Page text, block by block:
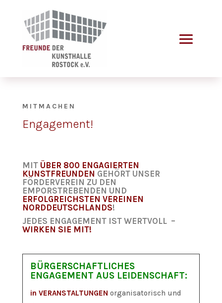
MITMACHEN
Engagement!
MIT ÜBER 800 ENGAGIERTEN
KUNSTFREUNDEN GEHÖRT UNSER
FÖRDERVEREIN ZU DEN
EMPORSTREBENDEN UND
ERFOLGREICHSTEN VEREINEN
NORDDEUTSCHLANDS!
JEDES ENGAGEMENT IST WERTVOLL –
WIRKEN SIE MIT!
BÜRGERSCHAFTLICHES
ENGAGEMENT AUS LEIDENSCHAFT:
in VERANSTALTUNGEN organisatorisch und